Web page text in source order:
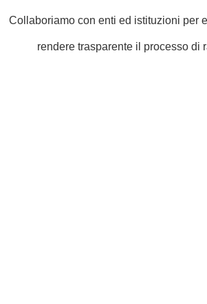
Collaboriamo con enti ed istituzioni per
rendere trasparente il processo di